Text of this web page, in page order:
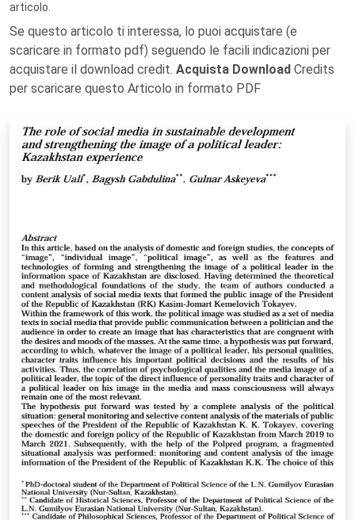
articolo.
Se questo articolo ti interessa, lo puoi acquistare (e
scaricare in formato pdf) seguendo le facili indicazioni per
acquistare il download credit. Acquista Download Credits
per scaricare questo Articolo in formato PDF